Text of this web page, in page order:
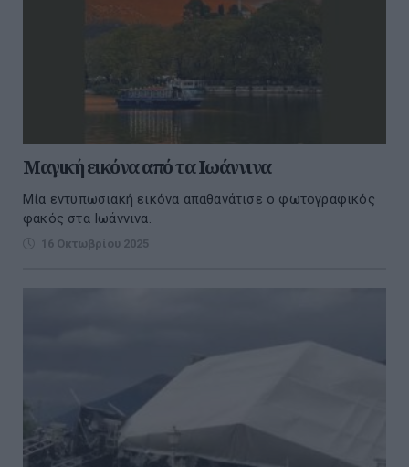
Μαγική εικόνα από τα Ιωάννινα
Μία εντυπωσιακή εικόνα απαθανάτισε ο φωτογραφικός
φακός στα Ιωάννινα.
16 Οκτωβρίου 2025